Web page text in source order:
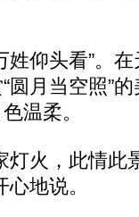
仰头看”。在
圆月当空照”
温柔。
火，此情此
地说。